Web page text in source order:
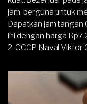
jam, berguna untuk
Dapatkan jam
ini dengan harga
2. CCCP Naval Viktor